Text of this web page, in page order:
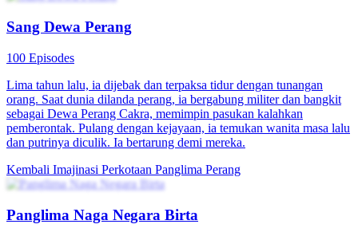
Sang Dewa Perang
100 Episodes
Lima tahun lalu, ia dijebak dan terpaksa tidur dengan tunangan
orang. Saat dunia dilanda perang, ia bergabung militer dan bangkit
sebagai Dewa Perang Cakra, memimpin pasukan kalahkan
pemberontak. Pulang dengan kejayaan, ia temukan wanita masa lalu
dan putrinya diculik. Ia bertarung demi mereka.
Kembali Imajinasi Perkotaan Panglima Perang
Panglima Naga Negara Birta